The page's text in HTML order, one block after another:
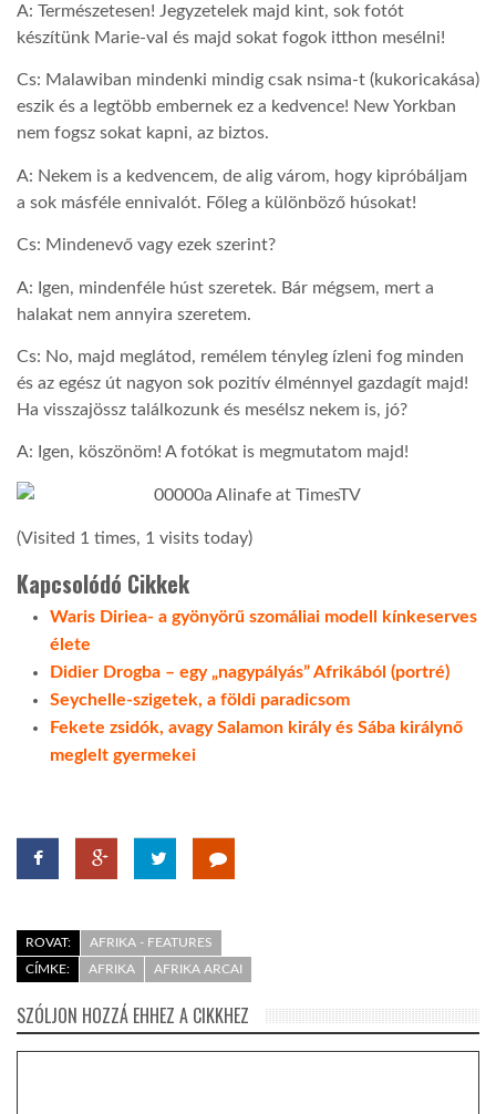
A: Természetesen! Jegyzetelek majd kint, sok fotót
készítünk Marie-val és majd sokat fogok itthon mesélni!
Cs: Malawiban mindenki mindig csak nsima-t (kukoricakása)
eszik és a legtöbb embernek ez a kedvence! New Yorkban
nem fogsz sokat kapni, az biztos.
A: Nekem is a kedvencem, de alig várom, hogy kipróbáljam
a sok másféle ennivalót. Főleg a különböző húsokat!
Cs: Mindenevő vagy ezek szerint?
A: Igen, mindenféle húst szeretek. Bár mégsem, mert a
halakat nem annyira szeretem.
Cs: No, majd meglátod, remélem tényleg ízleni fog minden
és az egész út nagyon sok pozitív élménnyel gazdagít majd!
Ha visszajössz találkozunk és mesélsz nekem is, jó?
A: Igen, köszönöm! A fotókat is megmutatom majd!
(Visited 1 times, 1 visits today)
Kapcsolódó Cikkek
Waris Diriea- a gyönyörű szomáliai modell kínkeserves
élete
Didier Drogba – egy „nagypályás” Afrikából (portré)
Seychelle-szigetek, a földi paradicsom
Fekete zsidók, avagy Salamon király és Sába királynő
meglelt gyermekei
ROVAT:
AFRIKA - FEATURES
CÍMKE:
AFRIKA AFRIKA ARCAI
SZÓLJON HOZZÁ EHHEZ A CIKKHEZ